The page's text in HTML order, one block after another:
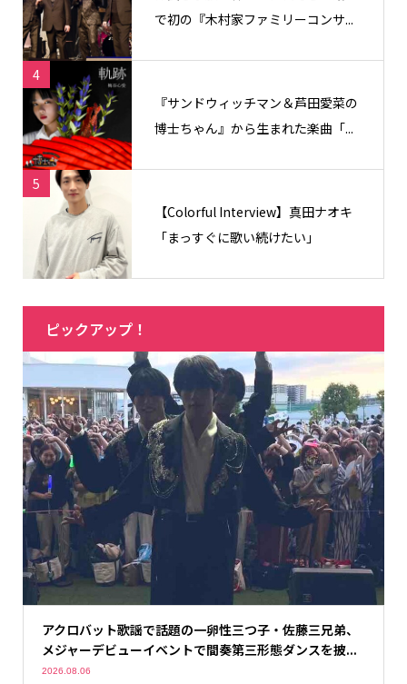
で初の『木村家ファミリーコンサ...
4
『サンドウィッチマン＆芦田愛菜の
博士ちゃん』から生まれた楽曲「...
5
【Colorful Interview】真田ナオキ
「まっすぐに歌い続けたい」
ピックアップ！
アクロバット歌謡で話題の一卵性三つ子・佐藤三兄弟、
メジャーデビューイベントで間奏第三形態ダンスを披...
2026.08.06